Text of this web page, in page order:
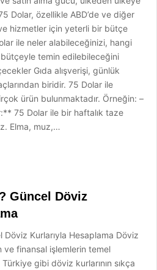
Dolar, özellikle ABD’de ve diğer
hizmetler için yeterli bir bütçe
ile neler alabileceğinizi, hangi
temin edilebileceğini
Gıda alışverişi, günlük
biridir. 75 Dolar ile
ürün bulunmaktadır. Örneğin: –
75 Dolar ile bir haftalık taze
Elma, muz,…
Güncel Döviz
Kurlarıyla Hesaplama Döviz
ve finansal işlemlerin temel
gibi döviz kurlarının sıkça